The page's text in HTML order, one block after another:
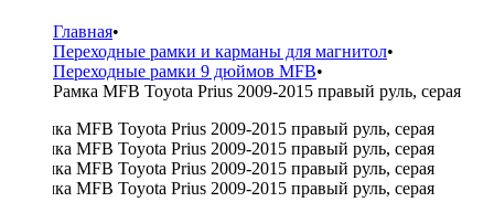
Главная•
Переходные рамки и карманы для магнитол•
Переходные рамки 9 дюймов MFB•
Рамка MFB Toyota Prius 2009-2015 правый руль, серая